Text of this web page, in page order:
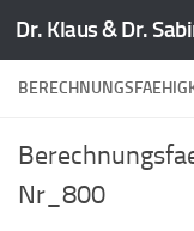
Zum Inhalt
Dr. Klaus & Dr.
Nr_800